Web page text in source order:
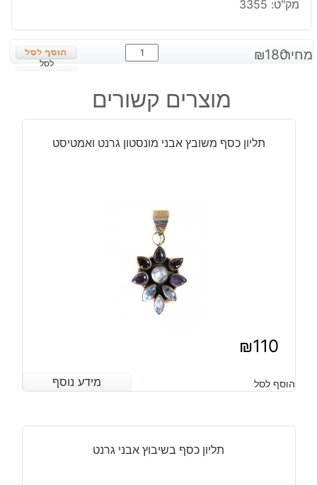
מק"ט: 3355
מחיר: ₪180
כמות
של
כסף
בשיבוץ
טיטניום
8.75
לסל
מוצרים קשורים
תליון כסף משובץ אבני מונסטון גרנט ואמטיסט
₪110
מידע נוסף הוסף לסל מידע נוסף
תליון כסף בשיבוץ אבני גרנט